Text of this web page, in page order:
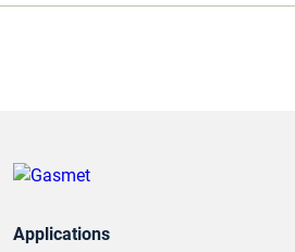
Applications